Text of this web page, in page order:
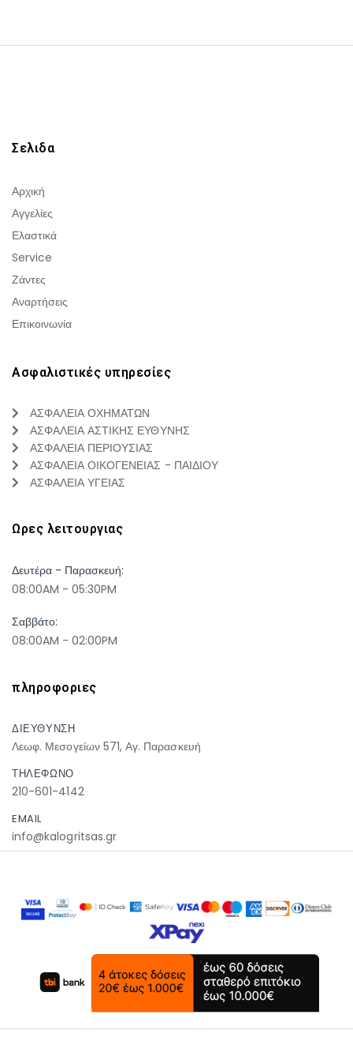
Σελιδα
Αρχική
Αγγελίες
Ελαστικά
Service
Ζάντες
Αναρτήσεις
Επικοινωνία
Ασφαλιστικές υπηρεσίες
ΑΣΦΑΛΕΙΑ ΟΧΗΜΑΤΩΝ
ΑΣΦΑΛΕΙΑ ΑΣΤΙΚΗΣ ΕΥΘΥΝΗΣ
ΑΣΦΑΛΕΙΑ ΠΕΡΙΟΥΣΙΑΣ
ΑΣΦΑΛΕΙΑ ΟΙΚΟΓΕΝΕΙΑΣ - ΠΑΙΔΙΟΥ
ΑΣΦΑΛΕΙΑ ΥΓΕΙΑΣ
Ωρες λειτουργιας
Δευτέρα - Παρασκευή:
08:00AM - 05:30PM
Σαββάτο:
08:00AM - 02:00PM
πληροφοριες
ΔΙΕΥΘΥΝΣΗ
Λεωφ. Μεσογείων 571, Αγ. Παρασκευή
ΤΗΛΕΦΩΝΟ
210-601-4142
EMAIL
info@kalogritsas.gr